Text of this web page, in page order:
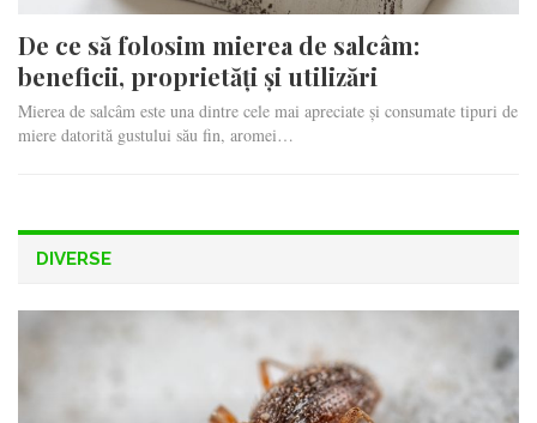
De ce să folosim mierea de salcâm:
beneficii, proprietăți și utilizări
Mierea de salcâm este una dintre cele mai apreciate și consumate tipuri de
miere datorită gustului său fin, aromei…
DIVERSE